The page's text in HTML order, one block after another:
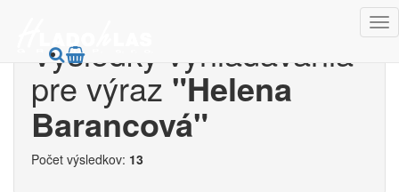
Výsledky vyhľadávania
pre výraz "Helena
Barancová"
Počet výsledkov: 13